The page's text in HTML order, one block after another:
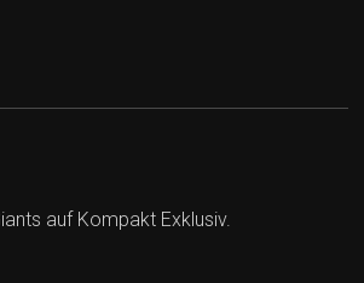
auf Kompakt Exklusiv.